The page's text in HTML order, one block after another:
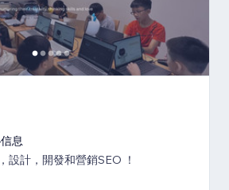
息
設計，開發和營銷SEO ！